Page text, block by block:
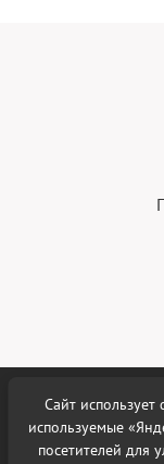
©
Использование
Сайт
используемые
посетителей для